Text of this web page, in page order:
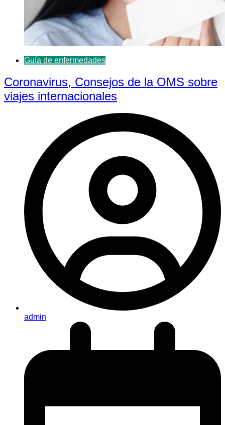
Guía de enfermedades
Coronavirus, Consejos de la OMS sobre
viajes internacionales
admin